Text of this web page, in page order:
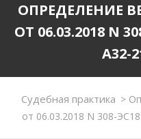
ОПРЕДЕЛЕНИЕ
ОТ 06.03.2018 N
А32-
Судебная практика >
от 06.03.2018 N 308-